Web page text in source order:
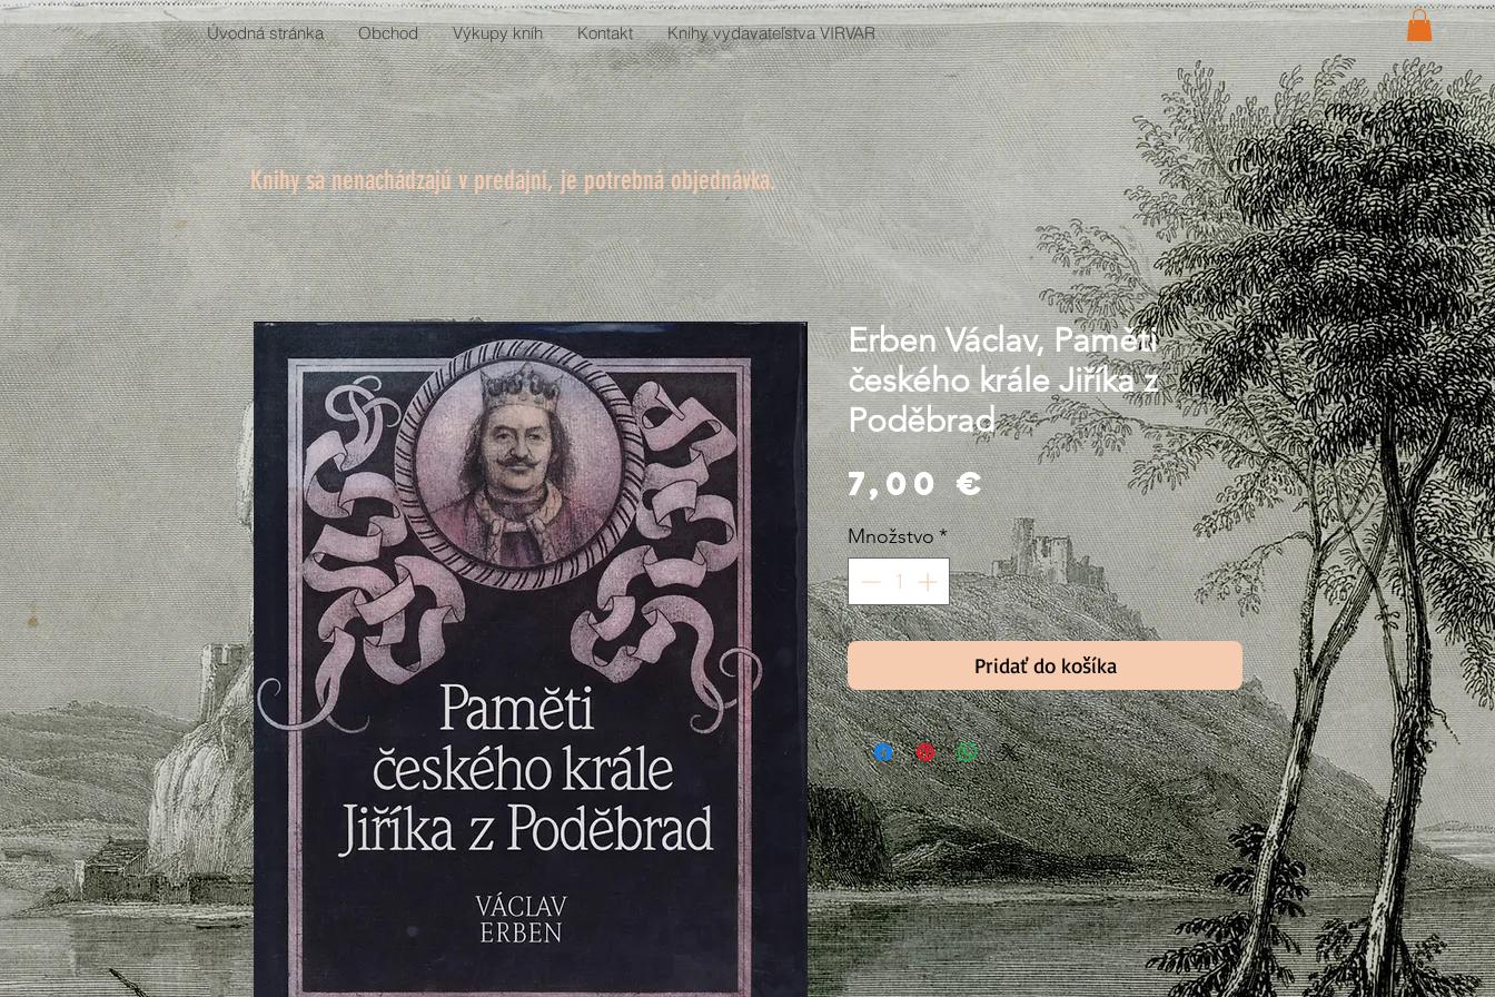
Úvodná stránka Obchod Výkupy kníh Kontakt Knihy vydavateľstva VIRVAR
Erben Václav, Paměti
českého krále Jiříka z
Poděbrad
7,00 €Price
Množstvo*
Pridať do košíka
Knihy sa nenachádzajú v predajni, je potrebná objednávka.